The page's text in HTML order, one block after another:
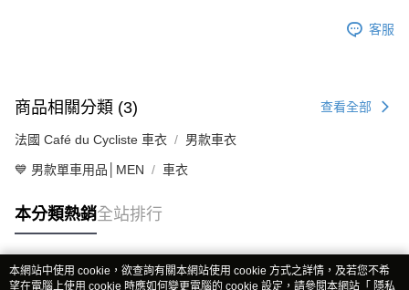
客服
商品相關分類 (3) 查看全部
法國 Café du Cycliste 車衣 男款車衣
💙 男款單車用品│MEN 車衣
本分類熱銷全站排行
熱門標籤
本網站中使用 cookie，欲查詢有關本網站使用 cookie 方式之詳情，及若您不希
望在電腦上使用 cookie 時應如何變更電腦的 cookie 設定，請參閱本網站「 隱私